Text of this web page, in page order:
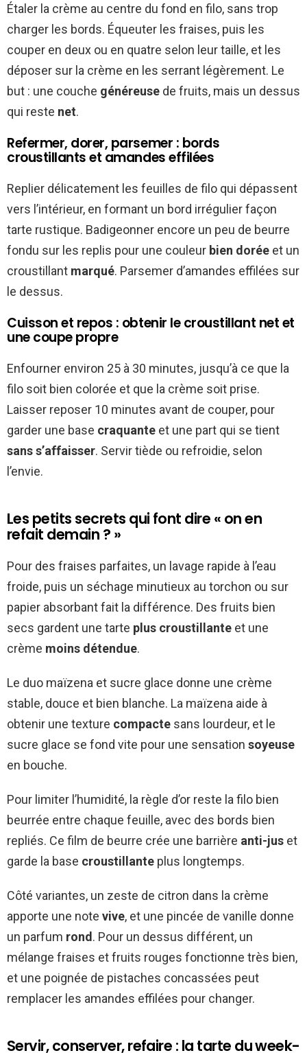
Étaler la crème au centre du fond en filo, sans trop
charger les bords. Équeuter les fraises, puis les
couper en deux ou en quatre selon leur taille, et les
déposer sur la crème en les serrant légèrement. Le
but : une couche généreuse de fruits, mais un dessus
qui reste net.
Refermer, dorer, parsemer : bords
croustillants et amandes effilées
Replier délicatement les feuilles de filo qui dépassent
vers l’intérieur, en formant un bord irrégulier façon
tarte rustique. Badigeonner encore un peu de beurre
fondu sur les replis pour une couleur bien dorée et un
croustillant marqué. Parsemer d’amandes effilées sur
le dessus.
Cuisson et repos : obtenir le croustillant net et
une coupe propre
Enfourner environ 25 à 30 minutes, jusqu’à ce que la
filo soit bien colorée et que la crème soit prise.
Laisser reposer 10 minutes avant de couper, pour
garder une base craquante et une part qui se tient
sans s’affaisser. Servir tiède ou refroidie, selon
l’envie.
Les petits secrets qui font dire « on en
refait demain ? »
Pour des fraises parfaites, un lavage rapide à l’eau
froide, puis un séchage minutieux au torchon ou sur
papier absorbant fait la différence. Des fruits bien
secs gardent une tarte plus croustillante et une
crème moins détendue.
Le duo maïzena et sucre glace donne une crème
stable, douce et bien blanche. La maïzena aide à
obtenir une texture compacte sans lourdeur, et le
sucre glace se fond vite pour une sensation soyeuse
en bouche.
Pour limiter l’humidité, la règle d’or reste la filo bien
beurrée entre chaque feuille, avec des bords bien
repliés. Ce film de beurre crée une barrière anti-jus et
garde la base croustillante plus longtemps.
Côté variantes, un zeste de citron dans la crème
apporte une note vive, et une pincée de vanille donne
un parfum rond. Pour un dessus différent, un
mélange fraises et fruits rouges fonctionne très bien,
et une poignée de pistaches concassées peut
remplacer les amandes effilées pour changer.
Servir, conserver, refaire : la tarte du week-